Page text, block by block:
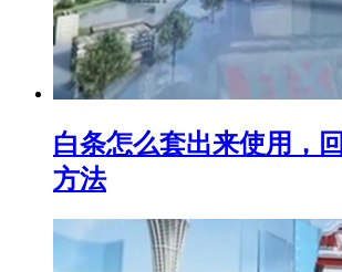
白条怎么套出来使用，
方法